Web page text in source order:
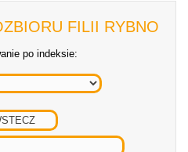
FILII RYBNO
po indeksie: